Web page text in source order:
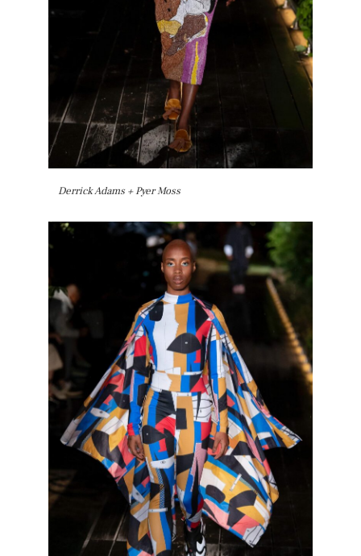
Derrick Adams + Pyer Moss